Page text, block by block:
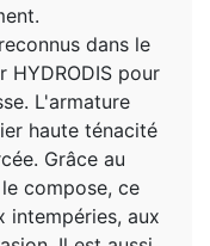
dans le
pour
L'armature
haute ténacité
Grâce au
compose, ce
intempéries, aux